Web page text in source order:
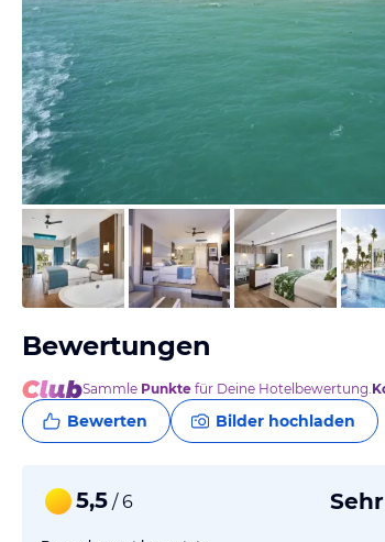
vom Hotelier, Juni 2020
Bewertungen
Sammle Punkte für Deine Hotelbewertung.
Bewerten Bilder hochladen
5,5 / 6